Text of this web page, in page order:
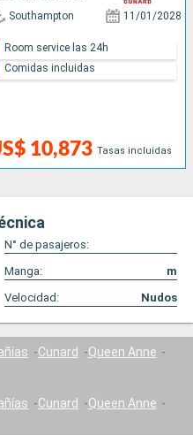
Southampton 11/01/2028
10,873 Tasas incluidas
Room service las 24h
Comidas incluidas
N° de pasajeros:
Manga:
m
Velocidad: Nudos
Cunard
Queen Anne
Cunard
Queen Anne